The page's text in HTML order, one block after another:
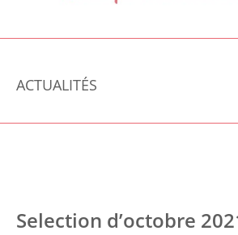
ACTUALITÉS
Selection d’octobre